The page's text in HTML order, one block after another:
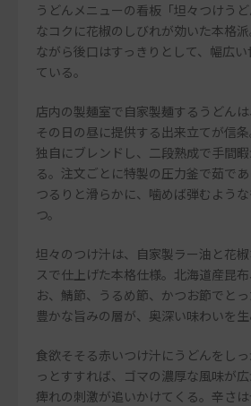
うどんメニューの看板「坦々つけう
なコクに花椒のしびれが効いた本格
ながら後口はすっきりとして、幅広
ている。
店内の製麺室で自家製麺するうどん
その日の昼に提供する出来立てが信
独自にブレンドし、二段熟成で手間
る。注文ごとに特製の圧力釜で茹で
つるりと滑らかに、噛めば弾むよう
つ。
坦々のつけ汁は、自家製ラー油と花
スで仕上げた本格仕様。北海道産昆
お、鯖節、うるめ節、かつお節でとっ
豊かな旨みの層が、奥深い味わいを生
食欲そそる赤いつけ汁にうどんをし
っとすすれば、ゴマの濃厚な風味が
痺れの刺激が追いかけてくる。辛さ